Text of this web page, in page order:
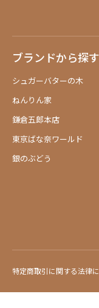
ブランドから探す
シュガーバターの木
ねんりん家
鎌倉五郎本店
東京ばな奈ワールド
銀のぶどう
特定商取引に関する法律